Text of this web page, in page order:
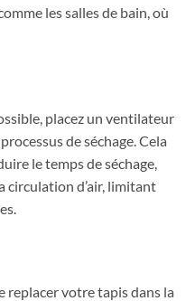
les salles de bain, où
placez un ventilateur
de séchage. Cela
le temps de séchage,
circulation d’air, limitant
replacer votre tapis dans la